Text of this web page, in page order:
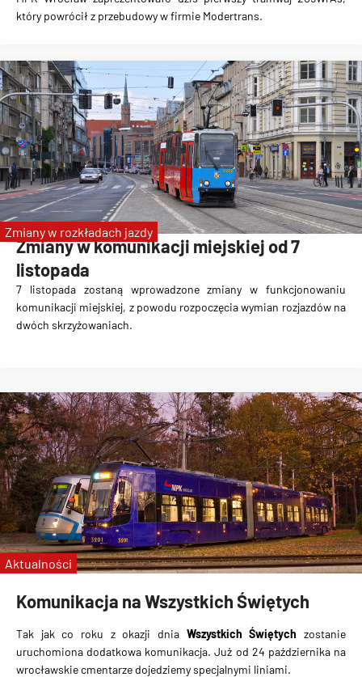
który powrócił z przebudowy w firmie Modertrans.
Zmiany w komunikacji miejskiej od 7
listopada
7 listopada zostaną wprowadzone zmiany w funkcjonowaniu
komunikacji miejskiej, z powodu rozpoczęcia wymian rozjazdów na
dwóch skrzyżowaniach.
Zmiany w rozkładach jazdy
Komunikacja na Wszystkich Świętych
Tak jak co roku z okazji dnia Wszystkich Świętych zostanie
uruchomiona dodatkowa komunikacja. Już od 24 października na
wrocławskie cmentarze dojedziemy specjalnymi liniami.
Aktualności